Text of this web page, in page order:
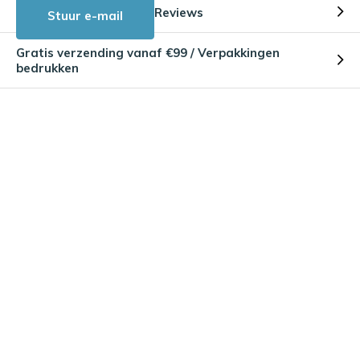
Stuur e-mail Reviews
Gratis verzending vanaf €99 / Verpakkingen
bedrukken